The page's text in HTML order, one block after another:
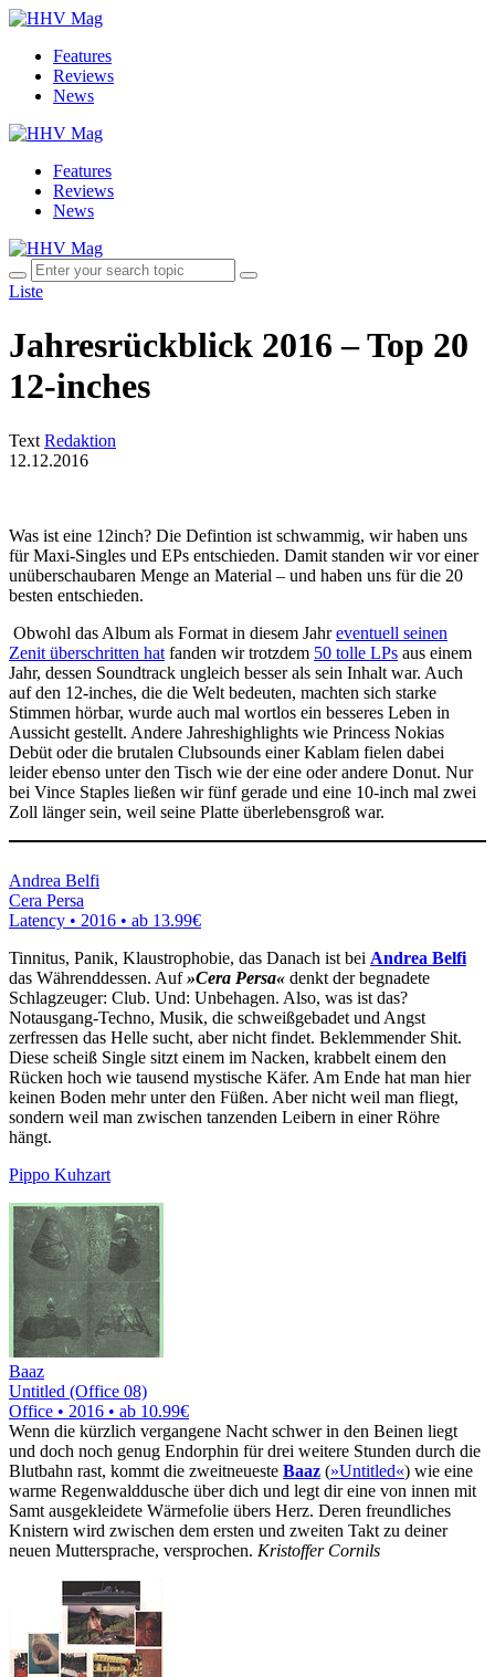
Features
Reviews
News
Features
Reviews
News
Liste
Jahresrückblick 2016 – Top 20
12-inches
Text Redaktion
12.12.2016
Was ist eine 12inch? Die Defintion ist schwammig, wir haben uns
für Maxi-Singles und EPs entschieden. Damit standen wir vor einer
unüberschaubaren Menge an Material – und haben uns für die 20
besten entschieden.
Obwohl das Album als Format in diesem Jahreventuell seinen
Zenit überschritten hat fanden wir trotzdem 50 tolle LPs aus einem
Jahr, dessen Soundtrack ungleich besser als sein Inhalt war. Auch
auf den 12-inches, die die Welt bedeuten, machten sich starke
Stimmen hörbar, wurde auch mal wortlos ein besseres Leben in
Aussicht gestellt. Andere Jahreshighlights wie Princess Nokias
Debüt oder die brutalen Clubsounds einer Kablam fielen dabei
leider ebenso unter den Tisch wie der eine oder andere Donut. Nur
bei Vince Staples ließen wir fünf gerade und eine 10-inch mal zwei
Zoll länger sein, weil seine Platte überlebensgroß war.
Andrea Belfi
Cera Persa
Latency • 2016 • ab 13.99€
Tinnitus, Panik, Klaustrophobie, das Danach ist bei Andrea Belfi
das Währenddessen. Auf»Cera Persa« denkt der begnadete
Schlagzeuger: Club. Und: Unbehagen. Also, was ist das?
Notausgang-Techno, Musik, die schweißgebadet und Angst
zerfressen das Helle sucht, aber nicht findet. Beklemmender Shit.
Diese scheiß Single sitzt einem im Nacken, krabbelt einem den
Rücken hoch wie tausend mystische Käfer. Am Ende hat man hier
keinen Boden mehr unter den Füßen. Aber nicht weil man fliegt,
sondern weil man zwischen tanzenden Leibern in einer Röhre
hängt.
Pippo Kuhzart
Baaz
Untitled (Office 08)
Office • 2016 • ab 10.99€
Wenn die kürzlich vergangene Nacht schwer in den Beinen liegt
und doch noch genug Endorphin für drei weitere Stunden durch die
Blutbahn rast, kommt die zweitneueste Baaz (»Untitled«) wie eine
warme Regenwalddusche über dich und legt dir eine von innen mit
Samt ausgekleidete Wärmefolie übers Herz. Deren freundliches
Knistern wird zwischen dem ersten und zweiten Takt zu deiner
neuen Muttersprache, versprochen. Kristoffer Cornils